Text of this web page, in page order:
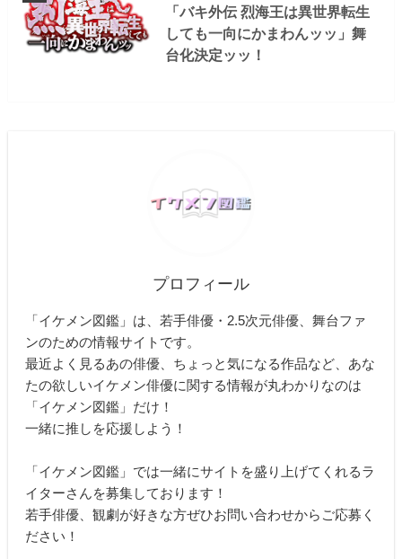
「バキ外伝 烈海王は異世界転生
しても一向にかまわんッッ」舞
台化決定ッッ！
プロフィール
「イケメン図鑑」は、若手俳優・2.5次元俳優、舞台ファ
ンのための情報サイトです。
最近よく見るあの俳優、ちょっと気になる作品など、あな
たの欲しいイケメン俳優に関する情報が丸わかりなのは
「イケメン図鑑」だけ！
一緒に推しを応援しよう！
「イケメン図鑑」では一緒にサイトを盛り上げてくれるラ
イターさんを募集しております！
若手俳優、観劇が好きな方ぜひお問い合わせからご応募く
ださい！